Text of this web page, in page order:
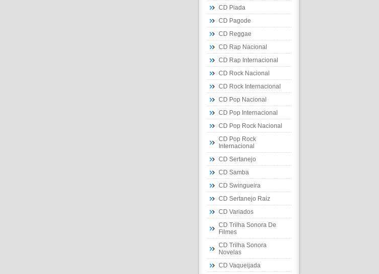
CD Piada
CD Pagode
CD Reggae
CD Rap Nacional
CD Rap Internacional
CD Rock Nacional
CD Rock Internacional
CD Pop Nacional
CD Pop Internacional
CD Pop Rock Nacional
CD Pop Rock
Internacional
CD Sertanejo
CD Samba
CD Swingueira
CD Sertanejo Raiz
CD Variados
CD Trilha Sonora De
Filmes
CD Trilha Sonora
Novelas
CD Vaqueijada